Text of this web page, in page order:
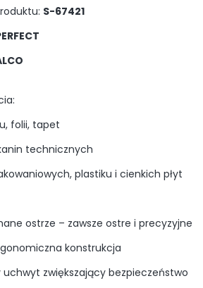
S-67421
folii, tapet
technicznych
plastiku i cienkich płyt
ostrze – zawsze ostre i precyzyjne
konstrukcja
uchwyt zwiększający bezpieczeństwo